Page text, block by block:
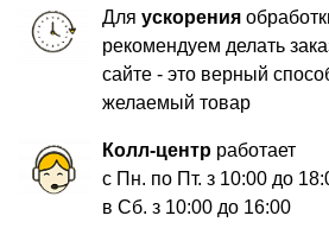
Дляускорения
рекомендуем делать
сайте - это верный
желаемый товар
Колл-центр работает
с Пн. по Пт. з 10:00 до
в Сб. з 10:00 до 16:00